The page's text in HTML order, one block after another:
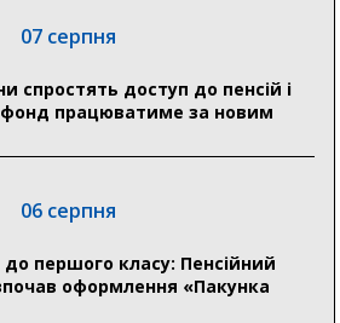
07 серпня
спростять доступ до пенсій і
фонд працюватиме за новим
06 серпня
першого класу: Пенсійний
оформлення «Пакунка